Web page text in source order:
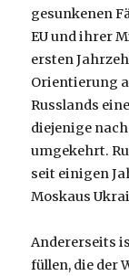
gesunkenen
EU und ihrer
ersten
Orientierung
Russlands
diejenige
umgekehrt.
seit einigen
Moskaus
Andererseits
füllen, die der